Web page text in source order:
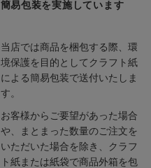
簡易包装を実施しています
当店では商品を梱包する際、環
境保護を目的としてクラフト紙
による簡易包装で送付いたしま
す。
お客様からご要望があった場合
や、まとまった数量のご注文を
いただいた場合を除き、クラフ
ト紙または紙袋で商品外箱を包